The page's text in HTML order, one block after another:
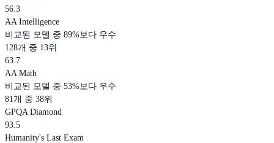
56.3
AA Intelligence
비교된 모델 중 89%보다 우수
128개 중 13위
63.7
AA Math
비교된 모델 중 53%보다 우수
81개 중 38위
GPQA Diamond
93.5
Humanity's Last Exam